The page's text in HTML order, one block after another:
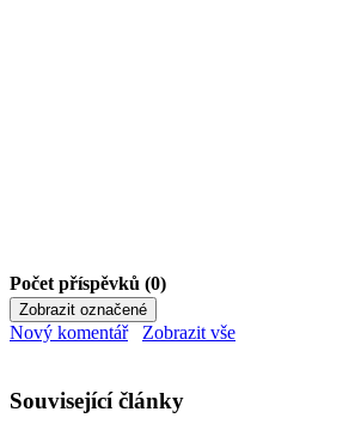
Počet příspěvků (0)
Nový komentář Zobrazit vše
Související články